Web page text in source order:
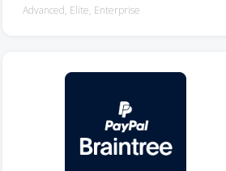
Advanced, Elite, Enterprise